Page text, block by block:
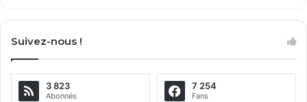
Suivez-nous !
3 823
Abonnés
7 254
Fans